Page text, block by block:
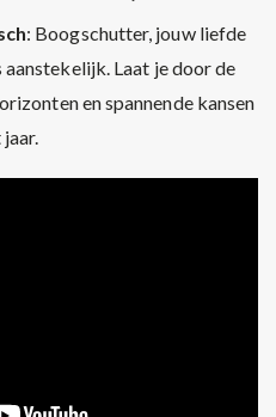
: Boogschutter, jouw liefde
Laat je door de
en spannende kansen